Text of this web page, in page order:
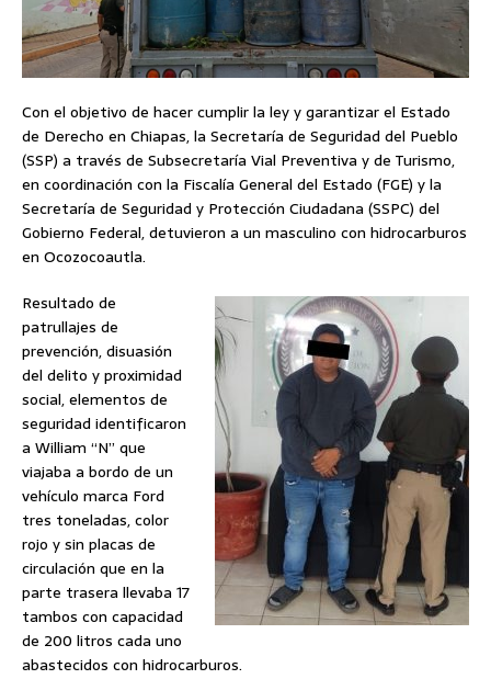
Con el objetivo de hacer cumplir la ley y garantizar el Estado
de Derecho en Chiapas, la Secretaría de Seguridad del Pueblo
(SSP) a través de Subsecretaría Vial Preventiva y de Turismo,
en coordinación con la Fiscalía General del Estado (FGE) y la
Secretaría de Seguridad y Protección Ciudadana (SSPC) del
Gobierno Federal, detuvieron a un masculino con hidrocarburos
en Ocozocoautla.
Resultado de
patrullajes de
prevención, disuasión
del delito y proximidad
social, elementos de
seguridad identificaron
a William “N” que
viajaba a bordo de un
vehículo marca Ford
tres toneladas, color
rojo y sin placas de
circulación que en la
parte trasera llevaba 17
tambos con capacidad
de 200 litros cada uno
abastecidos con hidrocarburos.